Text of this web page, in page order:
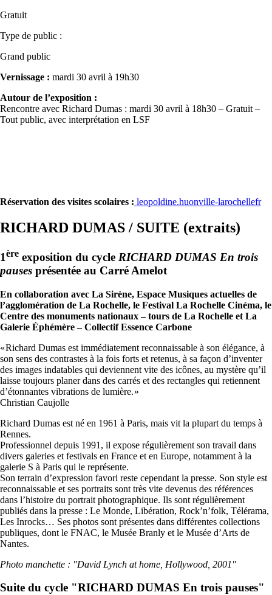
Gratuit
Type de public :
Grand public
Vernissage : mardi 30 avril à 19h30
Autour de l’exposition :
Rencontre avec Richard Dumas : mardi 30 avril à 18h30 – Gratuit –
Tout public, avec interprétation en LSF
Réservation des visites scolaires : leopoldine.huonville-larochellefr
RICHARD DUMAS / SUITE (extraits)
1ère exposition du cycle RICHARD DUMAS En trois
pauses présentée au Carré Amelot
En collaboration avec La Sirène, Espace Musiques actuelles de
l’agglomération de La Rochelle, le Festival La Rochelle Cinéma, le
Centre des monuments nationaux – tours de La Rochelle et La
Galerie Éphémère – Collectif Essence Carbone
« Richard Dumas est immédiatement reconnaissable à son élégance, à
son sens des contrastes à la fois forts et retenus, à sa façon d’inventer
des images indatables qui deviennent vite des icônes, au mystère qu’il
laisse toujours planer dans des carrés et des rectangles qui retiennent
d’étonnantes vibrations de lumière. »
Christian Caujolle
Richard Dumas est né en 1961 à Paris, mais vit la plupart du temps à
Rennes.
Professionnel depuis 1991, il expose régulièrement son travail dans
divers galeries et festivals en France et en Europe, notamment à la
galerie S à Paris qui le représente.
Son terrain d’expression favori reste cependant la presse. Son style est
reconnaissable et ses portraits sont très vite devenus des références
dans l’histoire du portrait photographique. Ils sont régulièrement
publiés dans la presse : Le Monde, Libération, Rock’n’folk, Télérama,
Les Inrocks… Ses photos sont présentes dans différentes collections
publiques, dont le FNAC, le Musée Branly et le Musée d’Arts de
Nantes.
Photo manchette : "David Lynch at home, Hollywood, 2001"
Suite du cycle "RICHARD DUMAS En trois pauses"